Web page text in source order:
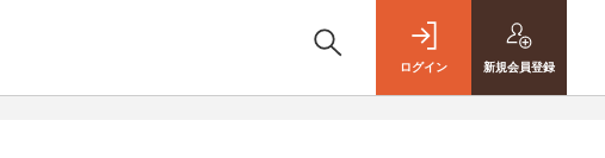
ログイン 新規会員登録